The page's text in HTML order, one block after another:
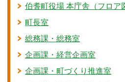
伯耆町役場 本庁舎（フロア
町長室
総務課・総務室
企画課・経営企画室
企画課・町づくり推進室